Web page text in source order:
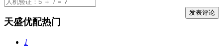
天盛优配热门
1